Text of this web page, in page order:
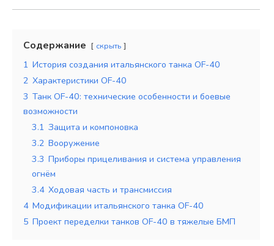
Содержание скрыть
1 История создания итальянского танка OF-40
2 Характеристики OF-40
3 Танк OF-40: технические особенности и боевые
возможности
3.1 Защита и компоновка
3.2 Вооружение
3.3 Приборы прицеливания и система управления
огнём
3.4 Ходовая часть и трансмиссия
4 Модификации итальянского танка OF-40
5 Проект переделки танков OF-40 в тяжелые БМП